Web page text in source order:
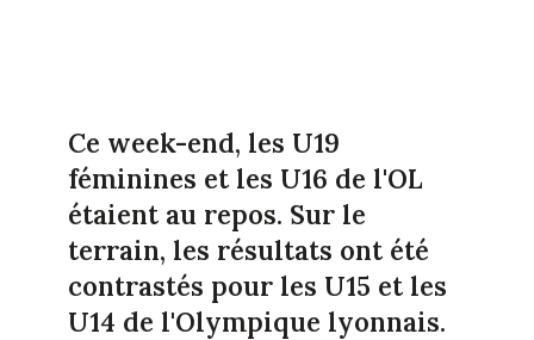
Ce week-end, les U19
féminines et les U16 de l'OL
étaient au repos. Sur le
terrain, les résultats ont été
contrastés pour les U15 et les
U14 de l'Olympique lyonnais.